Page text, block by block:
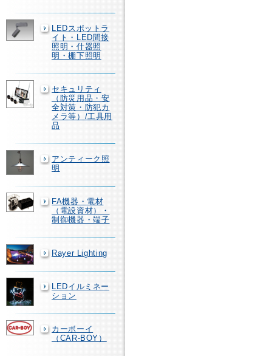
LEDスポットラ
イト・LED間接
照明・什器照
明・棚下照明
セキュリティ
（防災用品・安
全対策・防犯カ
メラ等）/工具用
品
アンティーク照
明
FA機器・電材
（電設資材）・
制御機器・端子
Rayer Lighting
LEDイルミネー
ション
カーボーイ
（CAR-BOY）